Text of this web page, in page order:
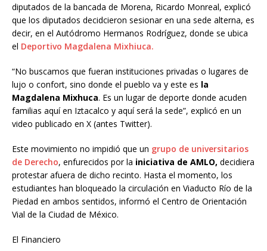
diputados de la bancada de Morena, Ricardo Monreal, explicó
que los diputados decidcieron sesionar en una sede alterna, es
decir, en el Autódromo Hermanos Rodríguez, donde se ubica
el Deportivo Magdalena Mixhiuca.
“No buscamos que fueran instituciones privadas o lugares de
lujo o confort, sino donde el pueblo va y este es la
Magdalena Mixhuca. Es un lugar de deporte donde acuden
familias aquí en Iztacalco y aquí será la sede”, explicó en un
video publicado en X (antes Twitter).
Este movimiento no impidió que un grupo de universitarios
de Derecho, enfurecidos por la iniciativa de AMLO, decidiera
protestar afuera de dicho recinto. Hasta el momento, los
estudiantes han bloqueado la circulación en Viaducto Río de la
Piedad en ambos sentidos, informó el Centro de Orientación
Vial de la Ciudad de México.
El Financiero